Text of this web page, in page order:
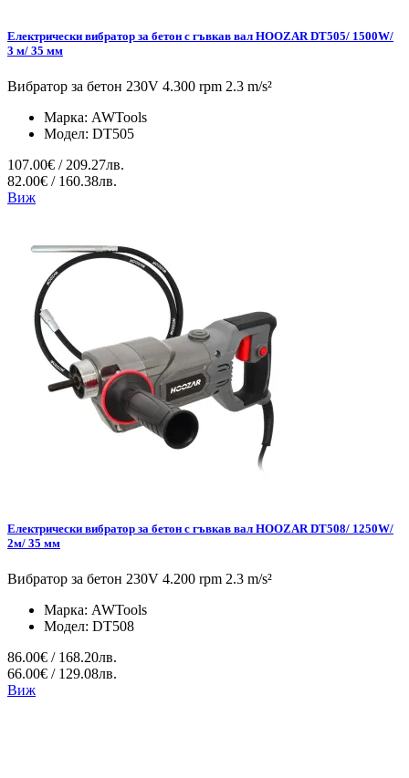
Електрически вибратор за бетон с гъвкав вал HOOZAR DT505/ 1500W/
3 м/ 35 мм
Вибратор за бетон 230V 4.300 rpm 2.3 m/s²
Марка: AWTools
Модел: DT505
107.00€ / 209.27лв.
82.00€ / 160.38лв.
Виж
Електрически вибратор за бетон с гъвкав вал HOOZAR DT508/ 1250W/
2м/ 35 мм
Вибратор за бетон 230V 4.200 rpm 2.3 m/s²
Марка: AWTools
Модел: DT508
86.00€ / 168.20лв.
66.00€ / 129.08лв.
Виж